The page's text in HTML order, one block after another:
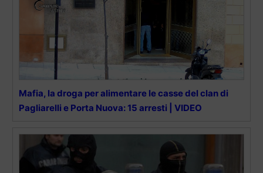
Mafia, la droga per alimentare le casse del clan di
Pagliarelli e Porta Nuova: 15 arresti | VIDEO